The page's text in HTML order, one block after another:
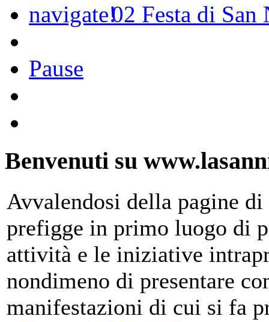
02 Festa di San
Pause
Benvenuti su
Avvalendosi della pagine
prefigge in primo luogo di
attività e le iniziative
nondimeno di presentare
manifestazioni di cui si fa